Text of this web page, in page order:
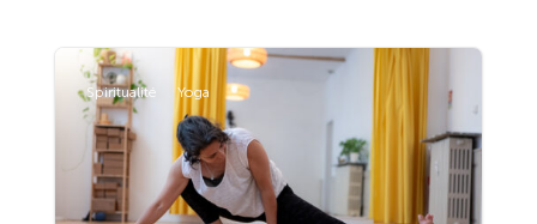
Spiritualité Yoga